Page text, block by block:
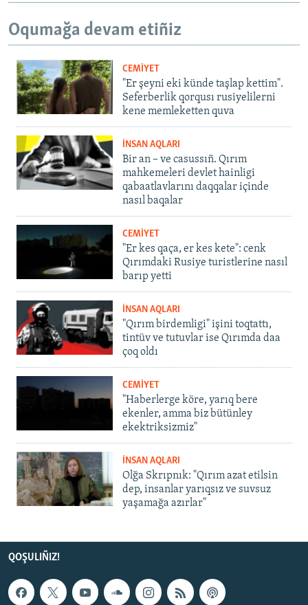
Oqumağa devam etiñiz
CEMİYET
"Er şeyni eki künde taşlap kettim".
Seferberlik qorqusı rusiyelilerni
kene memleketten quva
İNSAN AQLARI
Bir an – ve casussıñ. Qırım
mahkemeleri devlet hainligi
qabaatlavlarını daqqalar içinde
nasıl baqalar
CEMİYET
"Er kes qaça, er kes kete": cenk
Qırımdaki Rusiye turistlerine nasıl
barıp yetti
İNSAN AQLARI
"Qırım birdemligi" işini toqtattı,
tintüv ve tutuvlar ise Qırımda daa
çoq oldı
CEMİYET
"Haberlerge köre, yarıq bere
ekenler, amma biz bütünley
ekektriksizmiz"
İNSAN AQLARI
Olğa Skrıpnık: "Qırım azat etilsin
dep, insanlar yarıqsız ve suvsuz
yaşamağa azırlar"
QOŞULIÑIZ!